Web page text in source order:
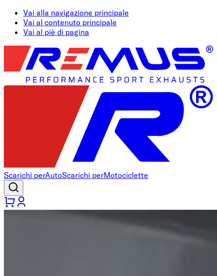
Vai alla navigazione principale
Vai al contenuto principale
Vai al piè di pagina
Scarichi perAutoScarichi perMotociclette